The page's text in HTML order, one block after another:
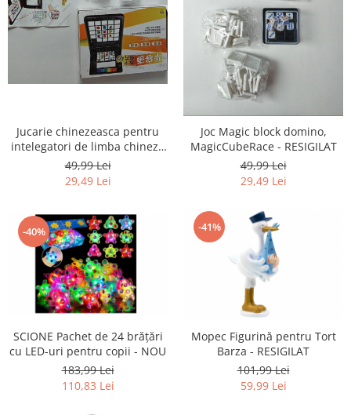
Home Cinema & Audio
Playere, Boxe & Casti
Telescoape & Optica
Televizoare & accesorii
Bacanie
Cadouri
Curatenie si intretinere
Jucarie chinezeasca pentru
intelegatori de limba chineza
- RESIGILAT
49,99 Lei
29,49 Lei
Joc Magic block domino,
MagicCubeRace - RESIGILAT
49,99 Lei
29,49 Lei
-40%
SCIONE Pachet de 24 brățări
cu LED-uri pentru copii - NOU
183,99 Lei
110,83 Lei
-41%
Mopec Figurină pentru Tort
Barza - RESIGILAT
101,99 Lei
59,99 Lei